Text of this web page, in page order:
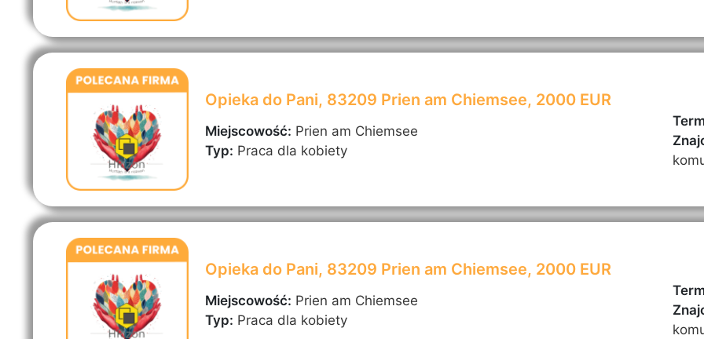
Opieka do Pani, 83209 Prien am Chiemsee, 2000 EUR
Miejscowość: Prien am Chiemsee
Typ: Praca dla kobiety
Opieka do Pani, 83209 Prien am Chiemsee, 2000 EUR
Miejscowość: Prien am Chiemsee
Typ: Praca dla kobiety